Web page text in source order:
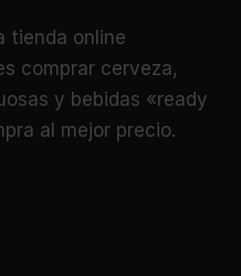
tienda online
comprar cerveza,
y bebidas «ready
al mejor precio.